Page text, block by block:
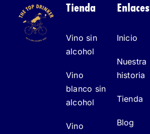
Tienda
Vino sin
alcohol
Vino
blanco sin
alcohol
Vino
Enlaces
Inicio
Nuestra
historia
Tienda
Blog